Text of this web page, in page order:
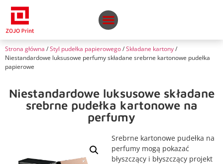
Strona główna /Styl pudełka papierowego/Składane kartony/
Niestandardowe luksusowe perfumy składane srebrne kartonowe pudełka
papierowe
Niestandardowe luksusowe składane
srebrne pudełka kartonowe na
perfumy
Srebrne kartonowe pudełka na
perfumy mogą pokazać
błyszczący i błyszczący projekt